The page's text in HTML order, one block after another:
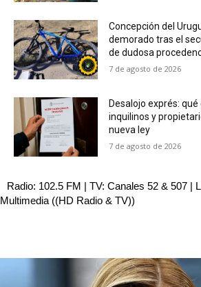
Concepción del
demorado tras el
de dudosa
7 de agosto de 2026
Desalojo exprés:
inquilinos y
nueva ley
7 de agosto de 2026
Radio: 102.5 FM | TV: Canales 52 & 507 |
Multimedia ((HD Radio & TV))